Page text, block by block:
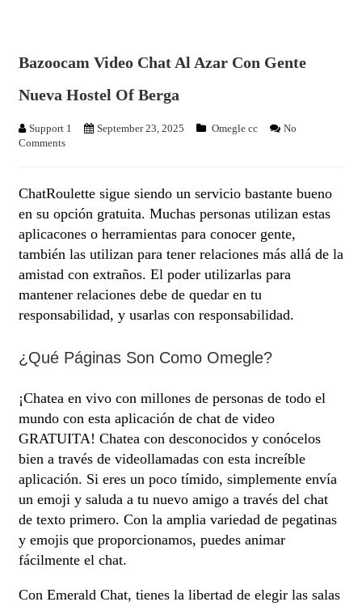
Bazoocam Video Chat Al Azar Con Gente
Nueva Hostel Of Berga
Support 1 September 23, 2025 Omegle cc
No
Comments
ChatRoulette sigue siendo un servicio bastante bueno
en su opción gratuita. Muchas personas utilizan estas
aplicacones o herramientas para conocer gente,
también las utilizan para tener relaciones más allá de la
amistad con extraños. El poder utilizarlas para
mantener relaciones debe de quedar en tu
responsabilidad, y usarlas con responsabilidad.
¿qué Páginas Son Como Omegle?
¡Chatea en vivo con millones de personas de todo el
mundo con esta aplicación de chat de video
GRATUITA! Chatea con desconocidos y conócelos
bien a través de videollamadas con esta increíble
aplicación. Si eres un poco tímido, simplemente envía
un emoji y saluda a tu nuevo amigo a través del chat
de texto primero. Con la amplia variedad de pegatinas
y emojis que proporcionamos, puedes animar
fácilmente el chat.
Con Emerald Chat, tienes la libertad de elegir las salas